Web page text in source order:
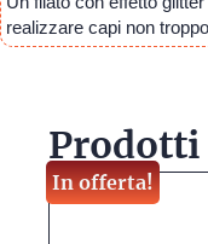
realizzare capi non
In offerta!